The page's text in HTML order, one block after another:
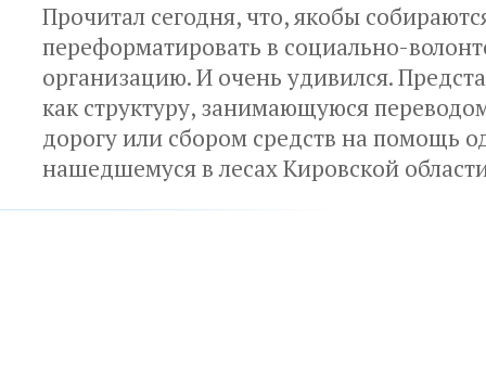
Прочитал сегодня, что, якобы
переформатировать в социально-
организацию. И очень удивился.
как структуру, занимающуюся
дорогу или сбором средств на помощь
нашедшемуся в лесах Кировской